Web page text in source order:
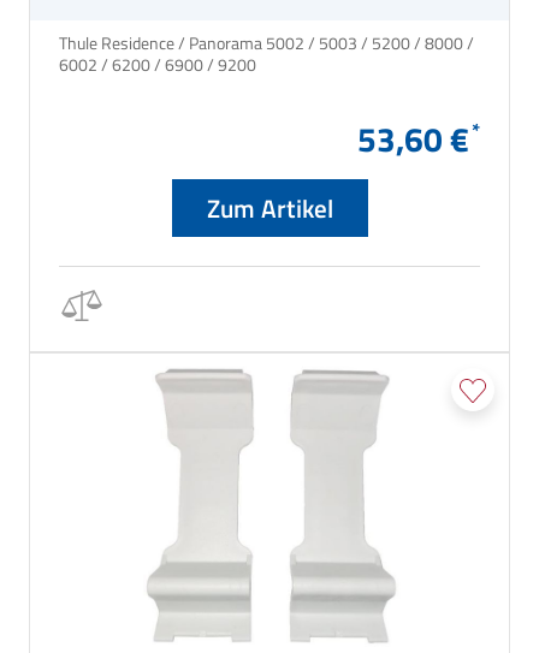
Thule Residence / Panorama 5002 / 5003 / 5200 / 8000 /
53,60 €
Zum Artikel